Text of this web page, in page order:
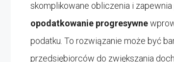
skomplikowane obliczenia i
opodatkowanie progresywne
podatku. To rozwiązanie może być
przedsiębiorców do zwiększania